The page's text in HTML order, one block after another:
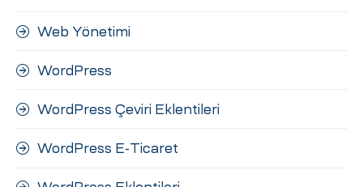
Web Yönetimi
WordPress
WordPress Çeviri Eklentileri
WordPress E-Ticaret